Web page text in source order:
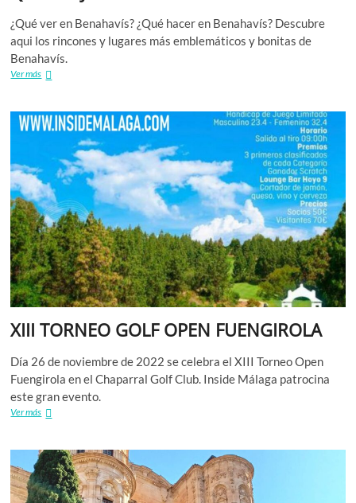
¿Qué ver en Benahavís? ¿Qué hacer en Benahavís? Descubre
aqui los rincones y lugares más emblemáticos y bonitas de
Benahavís.
Ver másQue
hacer
en
Benahavís
XIII TORNEO GOLF OPEN FUENGIROLA
Día 26 de noviembre de 2022 se celebra el XIII Torneo Open
Fuengirola en el Chaparral Golf Club. Inside Málaga patrocina
este gran evento.
Ver másXIII
OPEN
FUENGIROLA